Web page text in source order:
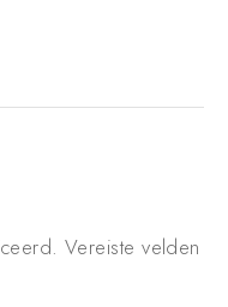
Vereiste velden